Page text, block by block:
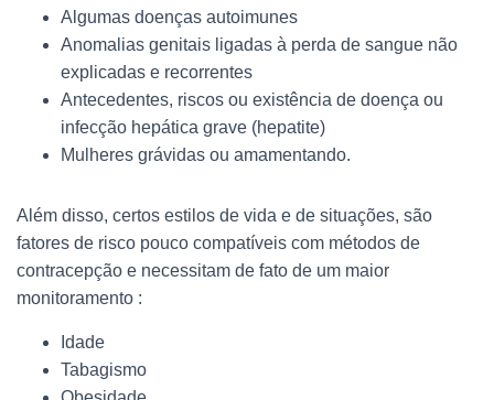
Algumas doenças autoimunes
Anomalias genitais ligadas à perda de sangue não
explicadas e recorrentes
Antecedentes, riscos ou existência de doença ou
infecção hepática grave (hepatite)
Mulheres grávidas ou amamentando.
Além disso, certos estilos de vida e de situações, são
fatores de risco pouco compatíveis com métodos de
contracepção e necessitam de fato de um maior
monitoramento :
Idade
Tabagismo